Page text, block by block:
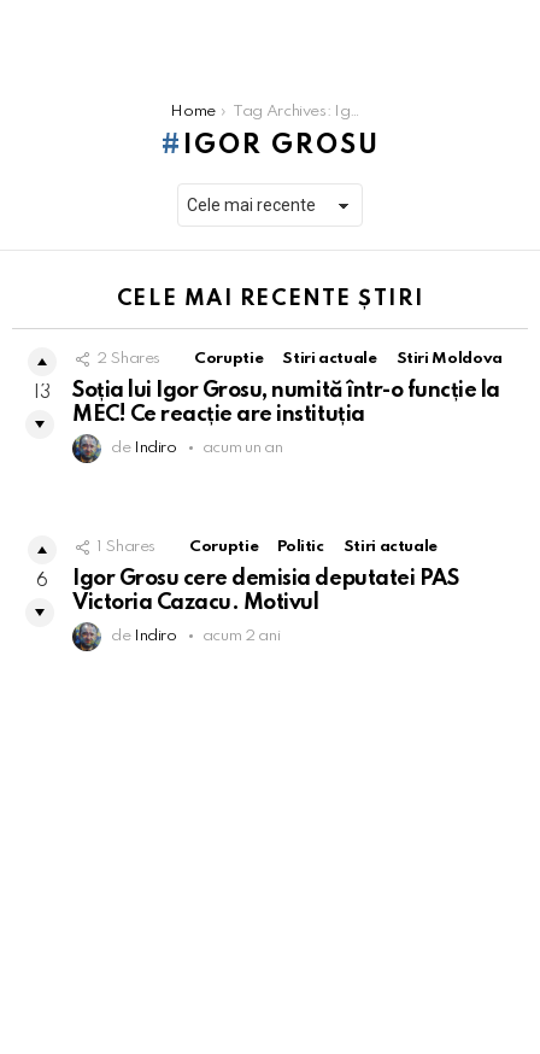
Home Tag Archives: Igor Grosu
IGOR GROSU
CELE MAI RECENTE ȘTIRI
2 Shares Coruptie Stiri actuale Stiri Moldova
Soția lui Igor Grosu, numită într-o funcție la
MEC! Ce reacție are instituția
de Indiro acum un an
13
1 Shares Coruptie Politic Stiri actuale
Igor Grosu cere demisia deputatei PAS
Victoria Cazacu. Motivul
de Indiro acum 2 ani
6